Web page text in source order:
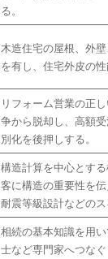
る。
木造住宅の屋根、外
を有し、住宅外皮の
リフォーム営業の正
争から脱却し、高額
別化を後押しする。
構造計算を中心とす
客に構造の重要性を
耐震等級設計などのス
相続の基本知識を用
士など専門家へつな